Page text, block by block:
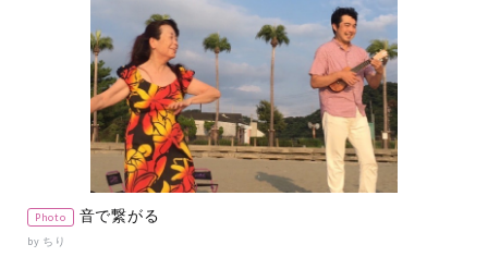
Photo 音で繋がる
by ちり